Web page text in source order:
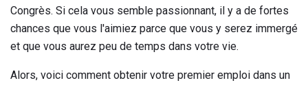
Congrès. Si cela vous semble passionnant, il y a de fortes
chances que vous l'aimiez parce que vous y serez immergé
et que vous aurez peu de temps dans votre vie.
Alors, voici comment obtenir votre premier emploi dans un